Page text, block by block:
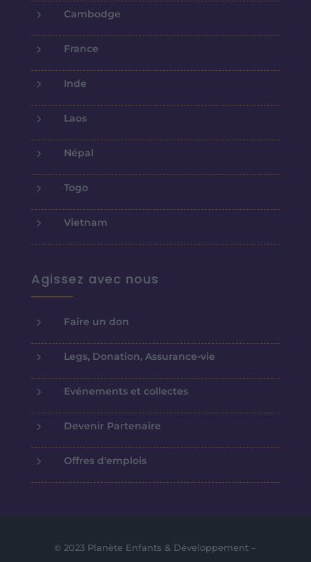
5 Cambodge
5 France
5 Inde
5 Laos
5 Népal
5 Togo
5 Vietnam
Agissez avec nous
5 Faire un don
5 Legs, Donation, Assurance-vie
5 Evénements et collectes
5 Devenir Partenaire
5 Offres d'emplois
© 2023 Planète Enfants & Développement –